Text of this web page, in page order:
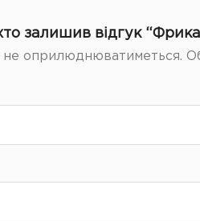
залишив відгук
оприлюднюватиметься.